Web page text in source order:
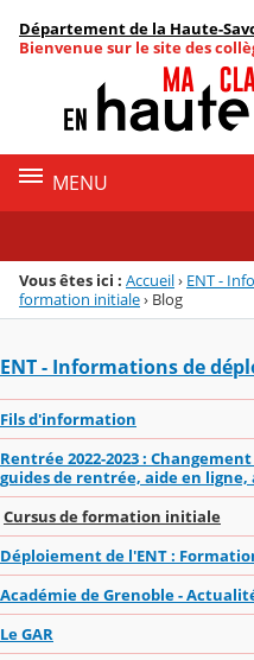
Menu de la rubrique
Contenu
Département de la Haute-
Bienvenue sur le site des
MENU
Vous êtes ici : Accueil› ENT -
formation initiale› Blog
ENT - Informations de
Fils d'information
Rentrée 2022-2023 :
guides de rentrée, aide en
Cursus de formation initiale
Déploiement de l'ENT :
Académie de Grenoble -
Le GAR